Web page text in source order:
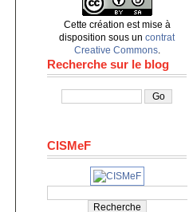
Cette création est mise à
disposition sous un contrat
Creative Commons.
Recherche sur le blog
CISMeF